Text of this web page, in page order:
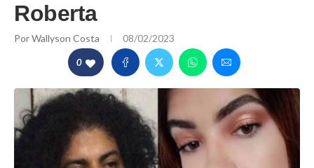
Roberta
PorWallyson Costa 08/02/2023
0